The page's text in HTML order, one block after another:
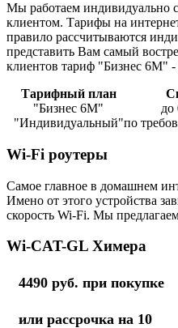
Мы работаем индивидуально
клиентом. Тарифы на
правило рассчитываются
представить Вам самый
клиентов тариф "Бизнес 6М" -
Тарифный план
"Бизнес 6М"
до
"Индивидуальный"по
Wi-Fi роутеры
Самое главное в домашнем
Имено от этого устройства
скорость Wi-Fi. Мы
Wi-CAT-GL Химера
4490 руб. при покупке
или рассрочка на 10